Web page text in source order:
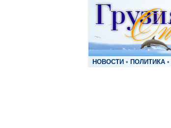
НОВОСТИ • ПОЛИТИКА •